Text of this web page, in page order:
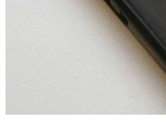
заключены контракты на